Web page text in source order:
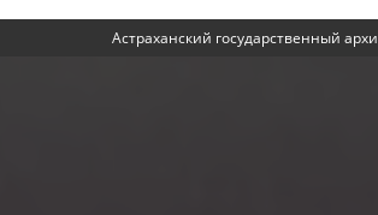
Астраханский государственный